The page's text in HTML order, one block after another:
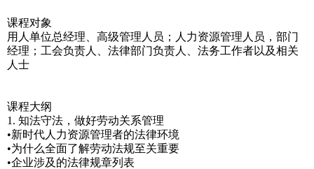
课程对象
用人单位总经理、高级管理人员；人力资源管理人员，部门
经理；工会负责人、法律部门负责人、法务工作者以及相关
人士
课程大纲
1. 知法守法，做好劳动关系管理
•新时代人力资源管理者的法律环境
•为什么全面了解劳动法规至关重要
•企业涉及的法律规章列表